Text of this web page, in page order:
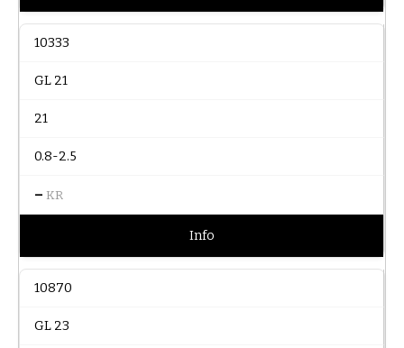
10333
GL 21
21
0.8-2.5
– KR
Info
10870
GL 23